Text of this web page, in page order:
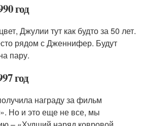
год
Джулии тут как будто за 50 лет.
рядом с Дженнифер. Будут
пару.
год
награду за фильм
Но и это еще не все, мы